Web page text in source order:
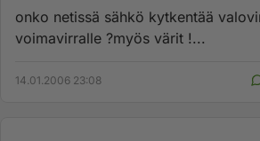
onko netissä sähkö kytkentää
voimavirralle ?myös värit !...
14.01.2006 23:08